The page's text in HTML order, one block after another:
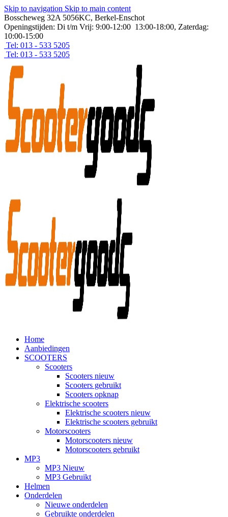
Skip to navigation Skip to main content
Bosscheweg 32A 5056KC, Berkel-Enschot
Openingstijden: Di t/m Vrij: 9:00-12:00 13:00-18:00, Zaterdag:
10:00-15:00
Tel: 013 - 533 5205
Tel: 013 - 533 5205
Home
Aanbiedingen
SCOOTERS
Scooters
Scooters nieuw
Scooters gebruikt
Scooters opknap
Elektrische scooters
Elektrische scooters nieuw
Elektrische scooters gebruikt
Motorscooters
Motorscooters nieuw
Motorscooters gebruikt
MP3
MP3 Nieuw
MP3 Gebruikt
Helmen
Onderdelen
Nieuwe onderdelen
Gebruikte onderdelen